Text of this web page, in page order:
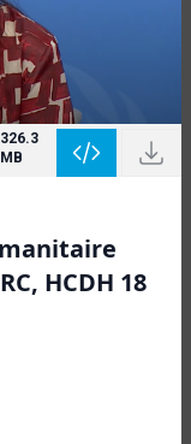
326.3
MB
HCDH 18